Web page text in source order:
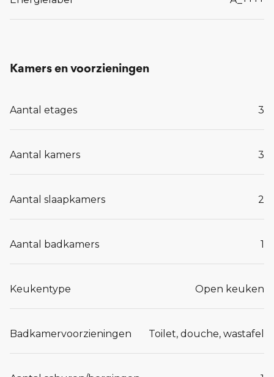
Kamers en voorzieningen
Aantal etages 3
Aantal kamers 3
Aantal slaapkamers 2
Aantal badkamers 1
Keukentype Open keuken
Badkamervoorzieningen Toilet, douche, wastafel